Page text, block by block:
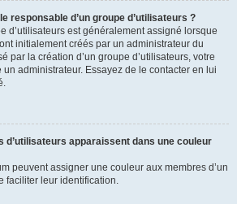
responsable d’un groupe d’utilisateurs ?
d’utilisateurs est généralement assigné lorsque
initialement créés par un administrateur du
par la création d’un groupe d’utilisateurs, votre
administrateur. Essayez de le contacter en lui
d’utilisateurs apparaissent dans une couleur
peuvent assigner une couleur aux membres d’un
faciliter leur identification.